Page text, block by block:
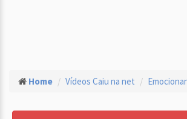
Home Vídeos Caiu na net